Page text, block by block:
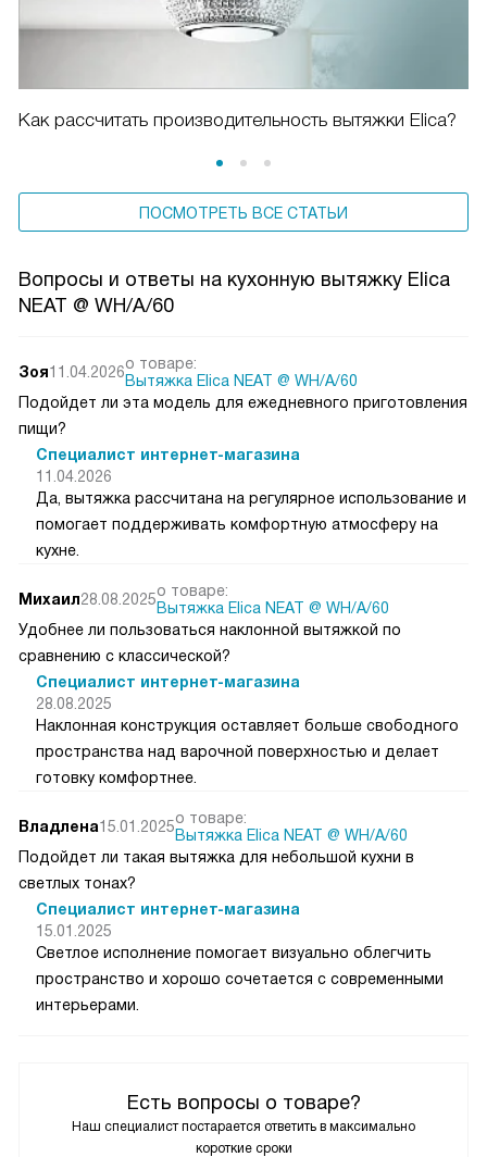
Как рассчитать производительность вытяжки Elica?
ПОСМОТРЕТЬ ВСЕ СТАТЬИ
Вопросы и ответы на кухонную вытяжку Elica
NEAT @ WH/A/60
Есть вопросы о товаре?
Наш специалист постарается ответить в максимально
короткие сроки
Зоя11.04.2026о товаре:
Вытяжка Elica NEAT @ WH/A/60
Подойдет ли эта модель для ежедневного приготовления
пищи?
Специалист интернет-магазина
11.04.2026
Да, вытяжка рассчитана на регулярное использование и
помогает поддерживать комфортную атмосферу на
кухне.
Михаил28.08.2025о товаре:
Вытяжка Elica NEAT @ WH/A/60
Удобнее ли пользоваться наклонной вытяжкой по
сравнению с классической?
Специалист интернет-магазина
28.08.2025
Наклонная конструкция оставляет больше свободного
пространства над варочной поверхностью и делает
готовку комфортнее.
Владлена15.01.2025о товаре:
Вытяжка Elica NEAT @ WH/A/60
Подойдет ли такая вытяжка для небольшой кухни в
светлых тонах?
Специалист интернет-магазина
15.01.2025
Светлое исполнение помогает визуально облегчить
пространство и хорошо сочетается с современными
интерьерами.